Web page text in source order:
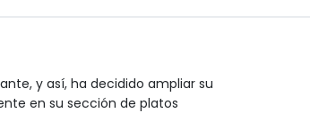
y así, ha decidido ampliar su
en su sección de platos